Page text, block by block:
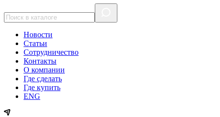
Новости
Статьи
Сотрудничество
Контакты
О компании
Где сделать
Где купить
ENG